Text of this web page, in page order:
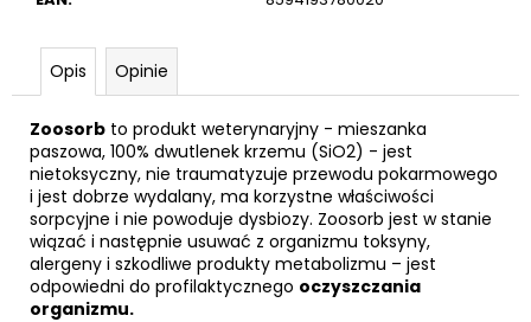
Opis Opinie
Zoosorb to produkt weterynaryjny - mieszanka
paszowa, 100% dwutlenek krzemu (SiO2) - jest
nietoksyczny, nie traumatyzuje przewodu pokarmowego
i jest dobrze wydalany, ma korzystne właściwości
sorpcyjne i nie powoduje dysbiozy. Zoosorb jest w stanie
wiązać i następnie usuwać z organizmu toksyny,
alergeny i szkodliwe produkty metabolizmu – jest
odpowiedni do profilaktycznego oczyszczania
organizmu.